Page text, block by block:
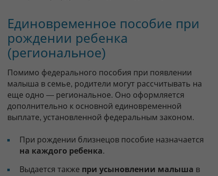
Единовременное пособие при
рождении ребенка
(региональное)
Помимо федерального пособия при появлении
малыша в семье, родители могут рассчитывать на
еще одно — региональное. Оно оформляется
дополнительно к основной единовременной
выплате, установленной федеральным законом.
При рождении близнецов пособие назначается
на каждого ребенка.
Выдается также при усыновлении малыша в